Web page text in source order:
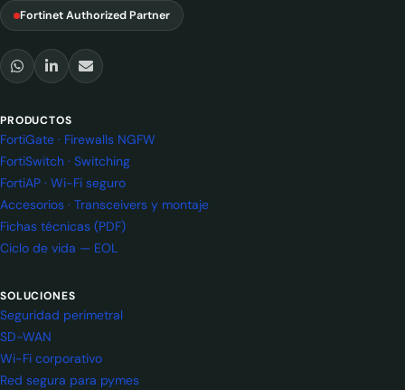
Fortinet Authorized Partner
PRODUCTOS
FortiGate · Firewalls NGFW
FortiSwitch · Switching
FortiAP · Wi-Fi seguro
Accesorios · Transceivers y montaje
Fichas técnicas (PDF)
Ciclo de vida — EOL
SOLUCIONES
Seguridad perimetral
SD-WAN
Wi-Fi corporativo
Red segura para pymes